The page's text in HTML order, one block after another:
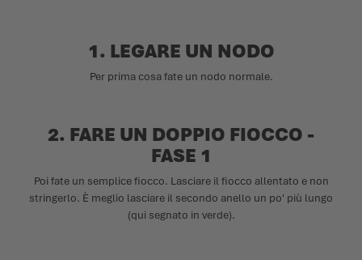
1. LEGARE UN NODO
Per prima cosa fate un nodo normale.
2. FARE UN DOPPIO FIOCCO -
FASE 1
Poi fate un semplice fiocco. Lasciare il fiocco allentato e non
stringerlo. È meglio lasciare il secondo anello un po' più lungo
(qui segnato in verde).